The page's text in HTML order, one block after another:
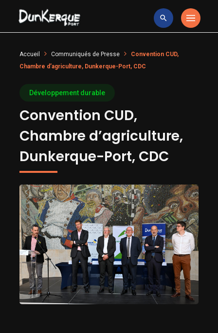
Accueil Communiqués de Presse
Convention CUD,
Chambre d’agriculture, Dunkerque-Port, CDC
Développement durable
Convention CUD,
Chambre d’agriculture,
Dunkerque-Port, CDC